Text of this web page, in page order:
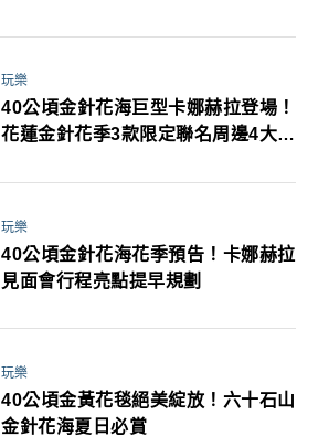
玩樂
40公頃金針花海巨型卡娜赫拉登場！
花蓮金針花季3款限定聯名周邊4大體
玩樂
40公頃金針花海花季預告！卡娜赫拉
見面會行程亮點提早規劃
玩樂
40公頃金黃花毯絕美綻放！六十石山
金針花海夏日必賞